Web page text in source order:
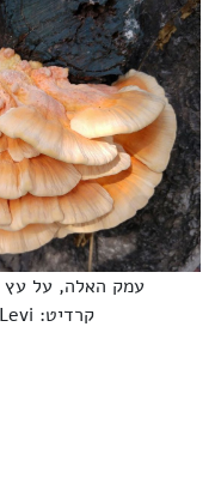
עמק האלה, על עץ חרוב,
קרדיט: Itamar Levi